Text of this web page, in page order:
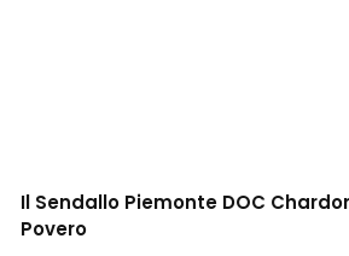
Il Sendallo Piemonte DOC
Povero